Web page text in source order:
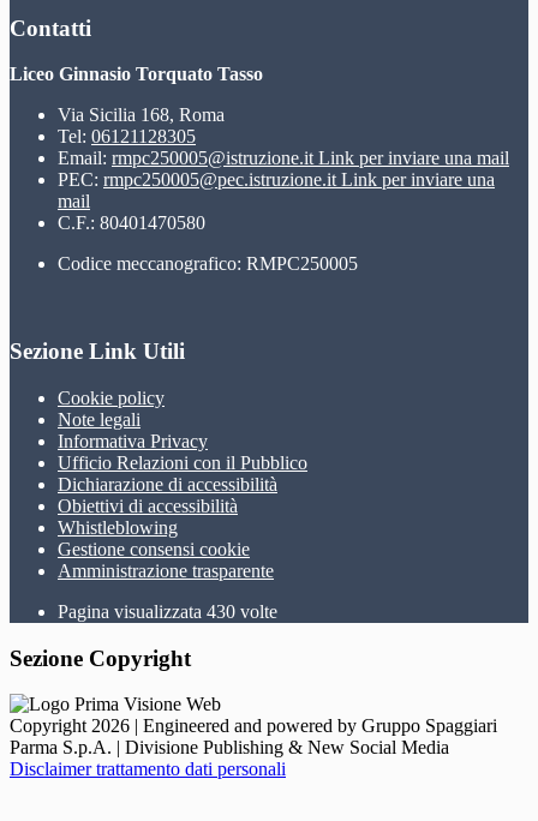
Contatti
Liceo Ginnasio Torquato Tasso
Via Sicilia 168, Roma
Tel: 06121128305
Email: rmpc250005@istruzione.itLink per inviare una mail
PEC: rmpc250005@pec.istruzione.itLink per inviare una
mail
C.F.: 80401470580
Codice meccanografico: RMPC250005
Sezione Link Utili
Cookie policy
Note legali
Informativa Privacy
Ufficio Relazioni con il Pubblico
Dichiarazione di accessibilità
Obiettivi di accessibilità
Whistleblowing
Gestione consensi cookie
Amministrazione trasparente
Pagina visualizzata 430 volte
Sezione Copyright
Copyright 2026 | Engineered and powered by Gruppo Spaggiari
Parma S.p.A. | Divisione Publishing & New Social Media
Disclaimer trattamento dati personali